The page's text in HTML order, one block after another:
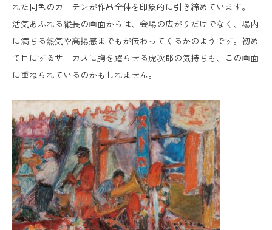
れた同色のカーテンが作品全体を印象的に引き締めています。
活気あふれる縦長の画面からは、会場の広がりだけでなく、場内
に満ちる熱気や高揚感までもが伝わってくるかのようです。初め
て目にするサーカスに胸を躍らせる虎次郎の気持ちも、この画面
に重ねられているのかもしれません。